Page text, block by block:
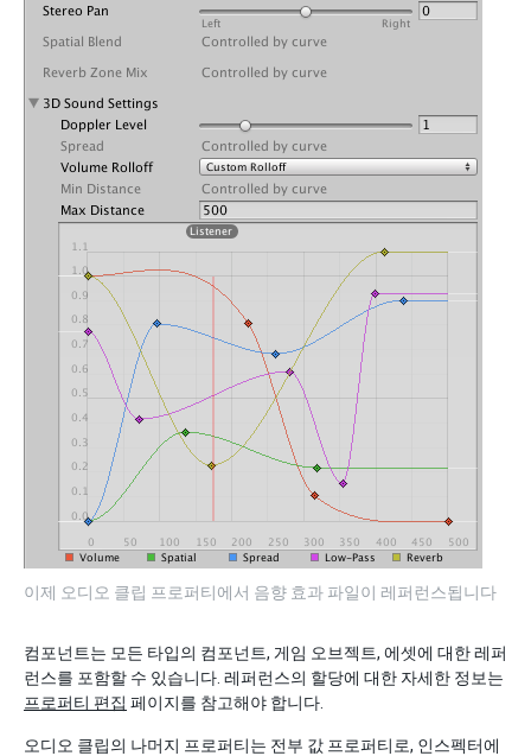
이제 오디오 클립 프로퍼티에서 음향 효과 파일이 레퍼런스됩니다
컴포넌트는 모든 타입의 컴포넌트, 게임 오브젝트, 에셋에 대한 레퍼
런스를 포함할 수 있습니다. 레퍼런스의 할당에 대한 자세한 정보는
프로퍼티 편집 페이지를 참고해야 합니다.
오디오 클립의 나머지 프로퍼티는 전부 값 프로퍼티로, 인스펙터에